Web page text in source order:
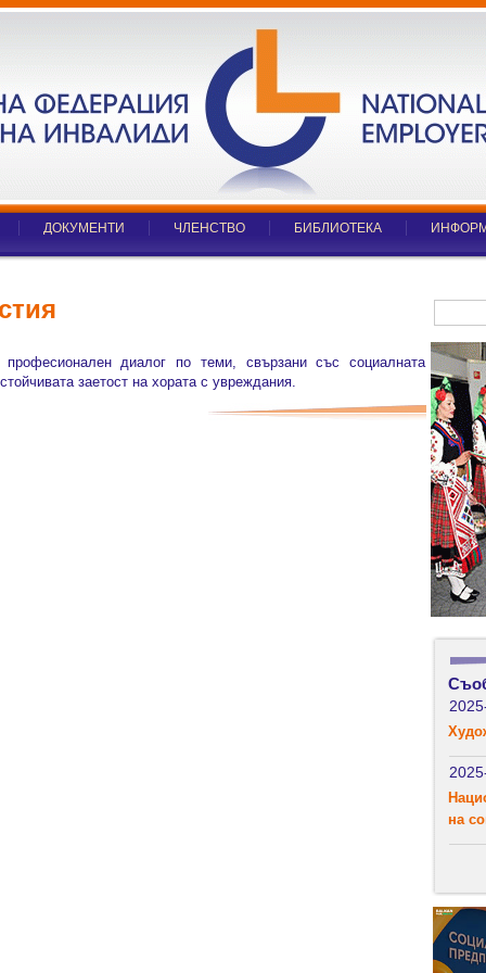
ДОКУМЕНТИ ЧЛЕНСТВО БИБЛИОТЕКА
диалог по теми, свързани със социалната
заетост на хората с увреждания.
на